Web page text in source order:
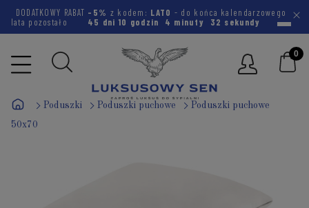
DODATKOWY RABAT -5% z kodem: LATO - do końca kalendarzowego
lata pozostało
45 dni 10 godzin 4 minuty 32 sekundy
Poduszki Poduszki puchowe Poduszki puchowe
50x70